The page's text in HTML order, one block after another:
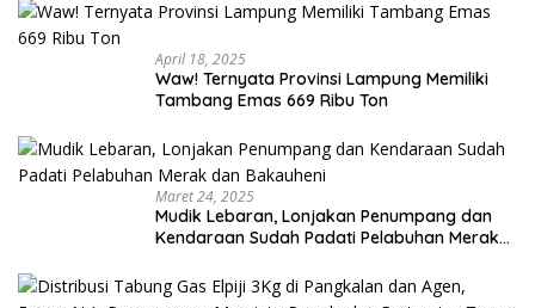
April 18, 2025
Waw! Ternyata Provinsi Lampung Memiliki
Tambang Emas 669 Ribu Ton
Maret 24, 2025
Mudik Lebaran, Lonjakan Penumpang dan
Kendaraan Sudah Padati Pelabuhan Merak